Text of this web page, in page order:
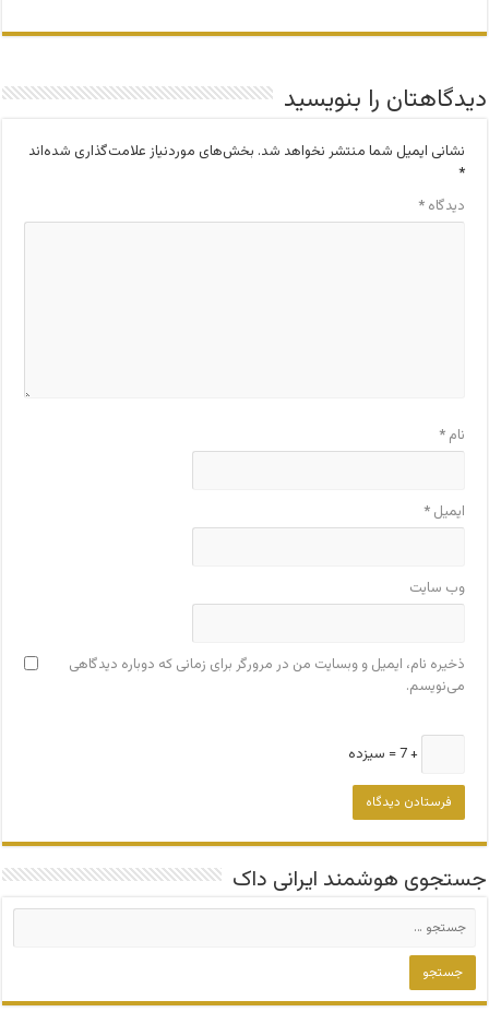
دیدگاهتان را بنویسید
نشانی ایمیل شما منتشر نخواهد شد. بخش‌های موردنیاز علامت‌گذاری شده‌اند
*
دیدگاه*
نام*
ایمیل*
وب‌ سایت
ذخیره نام، ایمیل و وبسایت من در مرورگر برای زمانی که دوباره دیدگاهی
می‌نویسم.
+ 7 = سیزده
جستجوی هوشمند ایرانی داک